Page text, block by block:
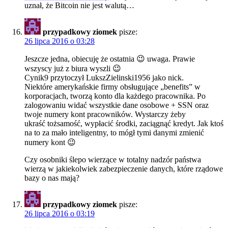
uznał, że Bitcoin nie jest walutą…
przypadkowy ziomek pisze:
26 lipca 2016 o 03:28
Jeszcze jedna, obiecuję że ostatnia 😉 uwaga. Prawie
wszyscy już z biura wyszli 😉
Cynik9 przytoczył LukszZielinski1956 jako nick.
Niektóre amerykańskie firmy obsługujące „benefits” w
korporacjach, tworzą konto dla każdego pracownika. Po
zalogowaniu widać wszystkie dane osobowe + SSN oraz
twoje numery kont pracowników. Wystarczy żeby
ukraść tożsamość, wypłacić środki, zaciągnąć kredyt. Jak ktoś
na to za mało inteligentny, to mógł tymi danymi zmienić
numery kont 😉
Czy osobniki ślepo wierzące w totalny nadzór państwa
wierzą w jakiekolwiek zabezpieczenie danych, które rządowe
bazy o nas mają?
przypadkowy ziomek pisze:
26 lipca 2016 o 03:19